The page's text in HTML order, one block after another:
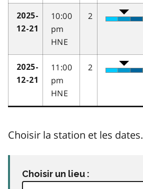
2025-
12-21
10:00
pm
HNE
2
2025-
12-21
11:00
pm
HNE
2
Choisir la station et les dates.
Choisir un lieu :